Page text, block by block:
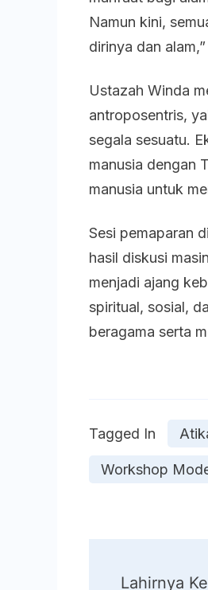
Namun kini,
dirinya dan
Ustazah Winda
antroposentris,
segala sesuatu.
manusia dengan
manusia untuk
Sesi pemaparan
hasil diskusi
menjadi ajang
spiritual, sosial,
beragama serta
Tagged In
Workshop
Lahirnya